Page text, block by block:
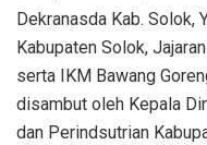
Dekranasda Kab. Solok,
Kabupaten Solok,
serta IKM Bawang
disambut oleh Kepala
dan Perindsutrian